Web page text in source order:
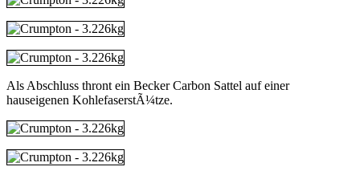
Als Abschluss thront ein Becker Carbon Sattel auf einer
hauseigenen KohlefaserstÃ¼tze.